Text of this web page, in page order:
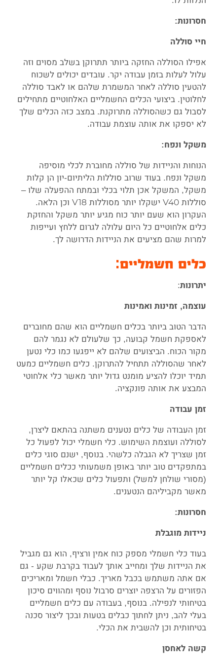
חסרונות:
חיי סוללה
אפילו הסוללה החזקה ביותר תתרוקן בשלב מסוים וזה
עלול לעלות בזמן עבודה יקר. עובדים יכולים לשכוח
להטעין סוללה לאחר המשמרת שלהם או לאבד סוללה
לחלוטין. ביצועי הכלים החשמליים האלחוטיים מתחילים
לסבול גם כשהסוללה מתרוקנת. במצב כזה הכלים שלך
לא יספקו את אותה עוצמת עבודה.
משקל ונפח:
הנוחות והניידות של סוללה מחוברת לכלי מוסיפה
משקל ונפח. בעוד שרוב סוללות הליתיום-יון הן קלות
משקל, המשקל אכן תלוי בכלי ובמתח ההפעלה שלו –
סוללות V40 ישקלו יותר מסוללות V18 וכן הלאה.
העקרון הוא שעם יותר כוח מגיע יותר משקל והחזקת
כלים אלחוטיים כל היום עלולה לגרום ללחץ ועייפות
למרות שהם מציעים את הניידות הדרושה לך.
כלים חשמליים:
יתרונות:
עוצמה, זמינות ואמינות
הדבר הטוב ביותר בכלים חשמליים הוא שהם מחוברים
לאספקת חשמל קבועה, כך שלעולם לא נגמר להם
מקור הכוח. הביצועים שלהם לא ייפגעו כמו כלי נטען
לאחר שהסוללה תתחיל להתרוקן. כלים חשמליים כמעט
תמיד יוכלו להציע מומנט גדול יותר מאשר כלי אלחוטי
המבצע את אותה פונקציה.
זמן עבודה
זמן העבודה של כלים נטענים משתנה בהתאם ליצרן,
לסוללה ועוצמת השימוש. כלי חשמלי יכול לפעול כל
זמן שצריך לא הגבלה כלשהי. בנוסף, ישנם סוגי כלים
במתפקדים טוב יותר באופן משמעותי ככלים חשמליים
(מסורי שולחן למשל) ותפעול כלים שכאלו קל יותר
מאשר מקביליהם הנטענים.
חסרונות:
ניידות מוגבלת
בעוד כלי חשמלי מספק כוח אמין ורציף, הוא גם מגביל
את הניידות שלך ומחייב אותך לעבוד בקרבת שקע - גם
אם אתה משתמש בכבל מאריך. כבלי חשמל ומאריכים
הפזורים על הרצפה יוצרים סרבול נוסף ומהווים סיכון
בטיחותי לנפילה. בנוסף, בעבודה עם כלים חשמליים
בעלי להב, ניתן לחתוך כבלים בטעות ובכך ליצור סכנה
בטיחותית וכן להשבית את הכלי.
קשה לאחסן